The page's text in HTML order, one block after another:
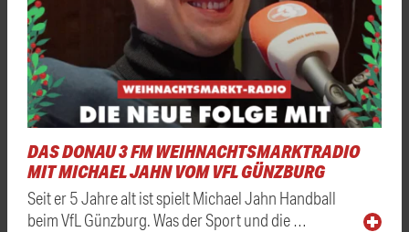
DAS DONAU 3 FM WEIHNACHTSMARKTRADIO
MIT MICHAEL JAHN VOM VFL GÜNZBURG
Seit er 5 Jahre alt ist spielt Michael Jahn Handball
beim VfL Günzburg. Was der Sport und die …